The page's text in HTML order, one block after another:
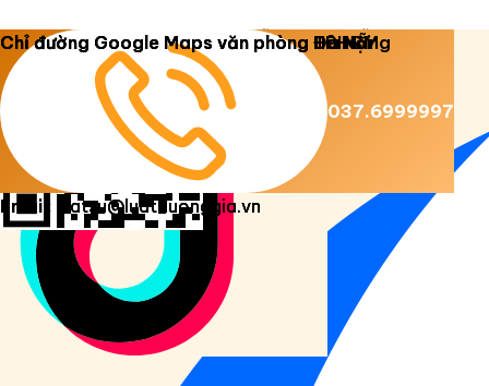
Copyright 2026 © Luật Dương Gia